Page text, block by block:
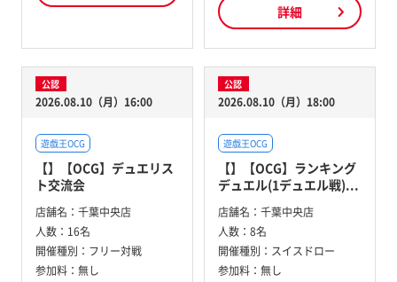
詳細
公認
2026.08.10（月）16:00
遊戯王OCG
【】【OCG】デュエリス
ト交流会
店舗名： 千葉中央店
人数： 16名
開催種別： フリー対戦
参加料： 無し
公認
2026.08.10（月）18:00
遊戯王OCG
【】【OCG】ランキング
デュエル(1デュエル戦)...
店舗名： 千葉中央店
人数： 8名
開催種別： スイスドロー
参加料： 無し